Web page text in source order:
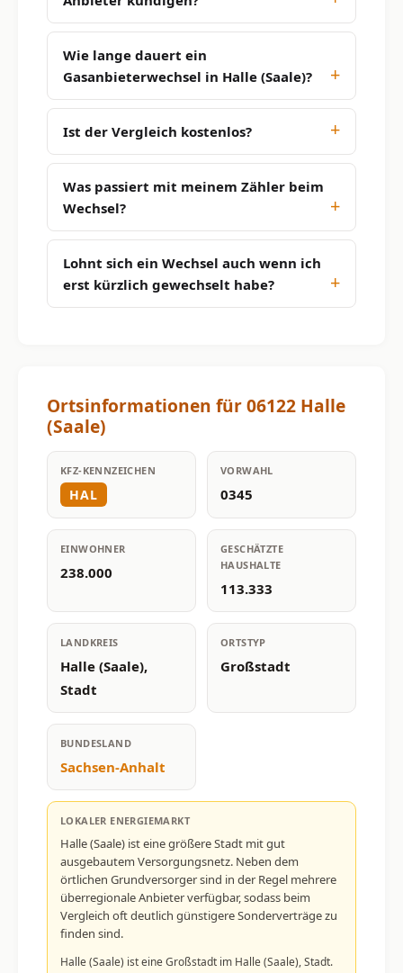
Wie lange dauert ein
Gasanbieterwechsel in Halle (Saale)?
Ist der Vergleich kostenlos?
Was passiert mit meinem Zähler beim
Wechsel?
Lohnt sich ein Wechsel auch wenn ich
erst kürzlich gewechselt habe?
Ortsinformationen für 06122 Halle
(Saale)
KFZ-KENNZEICHEN
HAL
VORWAHL
0345
EINWOHNER
238.000
GESCHÄTZTE
HAUSHALTE
113.333
LANDKREIS
Halle (Saale),
Stadt
ORTSTYP
Großstadt
BUNDESLAND
Sachsen-Anhalt
LOKALER ENERGIEMARKT
Halle (Saale) ist eine größere Stadt mit gut
ausgebautem Versorgungsnetz. Neben dem
örtlichen Grundversorger sind in der Regel mehrere
überregionale Anbieter verfügbar, sodass beim
Vergleich oft deutlich günstigere Sonderverträge zu
finden sind.
Halle (Saale) ist eine Großstadt im Halle (Saale), Stadt.